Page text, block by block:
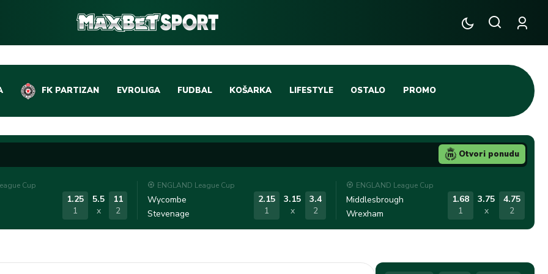
FK PARTIZAN EVROLIGA FUDBAL
DOMAĆI FUDBAL
LIGE PETICE
OSTALE LIGE
KOŠARKA
EVROLIGA
ABA LIGA
REPREZENTATIVNA KOŠARKA
LIFESTYLE OSTALO
TENIS
TIFO SCENA
KROZ OBRUČ!
PROMO
Cup
1.25
1
5.5
x
11
2
ENGLAND League Cup
Wycombe
Stevenage
2.15
1
3.15
x
3.4
2
ENGLAND League Cup
Middlesbrough
Wrexham
1.68
1
3.75
x
4.75
2
Otvori ponudu